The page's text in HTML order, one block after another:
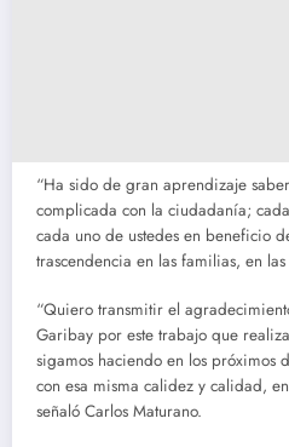
“Ha sido de gran aprendizaje
complicada con la ciudadanía;
cada uno de ustedes en beneficio
trascendencia en las familias, en las
“Quiero transmitir el
Garibay por este trabajo que
sigamos haciendo en los próximos
con esa misma calidez y calidad,
señaló Carlos Maturano.